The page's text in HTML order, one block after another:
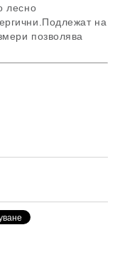
лесно
на
позволява